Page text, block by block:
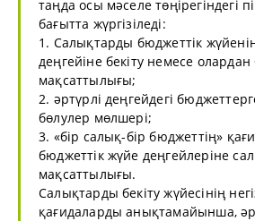
таңда осы мәселе төңірегіндегі
бағытта жүргізіледі:
1. Салықтарды бюджеттік
деңгейіне бекіту немесе олардан
мақсаттылығы;
2. әртүрлі деңгейдегі
бөлулер мөлшері;
3. «бір салық-бір бюджеттің»
бюджеттік жүйе деңгейлеріне
мақсаттылығы.
Салықтарды бекіту жүйесінің
қағидаларды анықтамайынша,